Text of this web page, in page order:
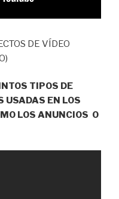
DE VÍDEO
TIPOS DE
USADAS EN LOS
LOS ANUNCIOS O